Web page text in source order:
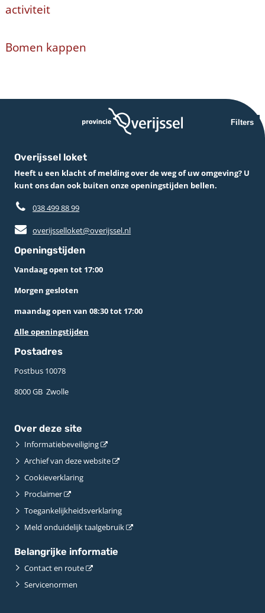
activiteit
Bomen kappen
Filters
Overijssel loket
Heeft u een klacht of melding over de weg of uw omgeving? U
kunt ons dan ook buiten onze openingstijden bellen.
038 499 88 99
overijsselloket@overijssel.nl
Openingstijden
Vandaag open tot 17:00
Morgen gesloten
maandag open van 08:30 tot 17:00
Alle openingstijden
Postadres
Postbus 10078 ­
8000 GB ­ Zwolle
Over deze site
Informatiebeveiliging
Archief van deze website
Cookieverklaring
Proclaimer
Toegankelijkheidsverklaring
Meld onduidelijk taalgebruik
Belangrijke informatie
Contact en route
Servicenormen